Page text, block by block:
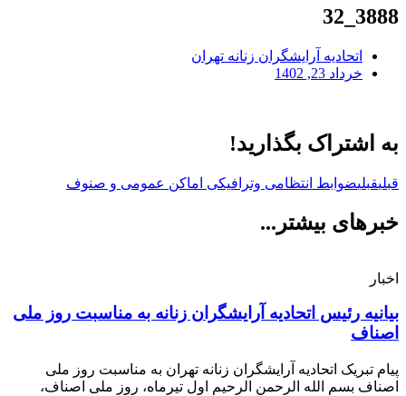
3888_32
اتحادیه آرایشگران زنانه تهران
خرداد 23, 1402
به اشتراک بگذارید!
قبلیقبلیضوابط انتظامی وترافیکی اماکن عمومی و صنوف
خبرهای بیشتر...
اخبار
بیانیه رئیس اتحادیه آرایشگران زنانه به مناسبت روز ملی
اصناف
پیام تبریک اتحادیه آرایشگران زنانه تهران به مناسبت روز ملی
اصناف بسم الله الرحمن الرحیم اول تیرماه، روز ملی اصناف،